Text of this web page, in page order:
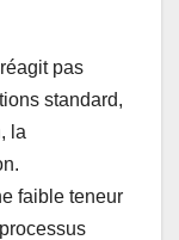
pas
standard,
la
faible teneur